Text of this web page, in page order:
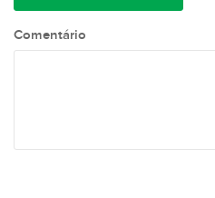
Comentário